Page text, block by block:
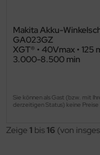
Makita Akku-
GA023GZ
XGT® • 40Vmax • 125
3.000-8.500 min
Sie können als Gast (bzw. mit
derzeitigen Status) keine Preise
Zeige 1 bis16 (von